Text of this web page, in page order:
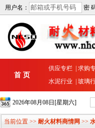
用户名： 密
首 页
供应专栏 求购
水泥行业
玻璃
2026年08月08日[星期六]
当前位置 >> 耐火材料商情网 >>